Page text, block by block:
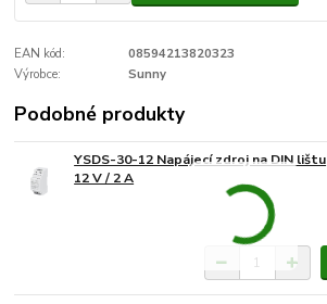
EAN kód:
08594213820323
Výrobce:
Sunny
Podobné produkty
YSDS-30-12 Napájecí zdroj na DIN lištu
12 V / 2 A